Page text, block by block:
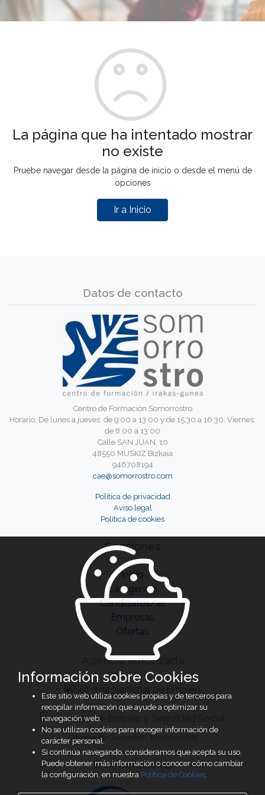
La página que ha intentado mostrar
no existe
Pruebe navegar desde la página de inicio o desde el menú de
opciones
Ir a Inicio
Datos de contacto
Centro de Formación Somorrostro
Horario: De lunes a jueves: de 9:00 a 13:00 y de 15:30 a 16:30. Viernes:
de 8:00 a 13:00
Calle SAN JUAN, 10
48550 MUSKIZ Bizkaia
946708194
cae@somorrostro.com
Política de privacidad
Aviso legal
Política de cookies
Secciones
Inicio
La Agencia
Candidatos/as
Empresas
Ofertas
Agencia autorizada
Agencia de Colocación 1600000091
Colaboradores
Información sobre Cookies
Este sitio web utiliza cookies propias y de terceros para
recopilar información que ayude a optimizar su
navegación web.
No se utilizan cookies para recoger información de
carácter personal.
Si continúa navegando, consideramos que acepta su uso.
Puede obtener más información o conocer cómo cambiar
la configuración, en nuestra Política de Cookies.